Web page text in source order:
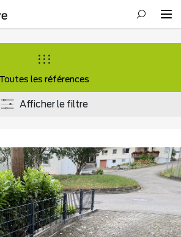
Toutes les références
Afficher le filtre